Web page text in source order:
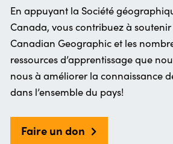
En appuyant la Société
Canada, vous contribuez à
Canadian Geographic et les
ressources d’apprentissage que
nous à améliorer la connaissance
dans l’ensemble du pays!
Faire un don